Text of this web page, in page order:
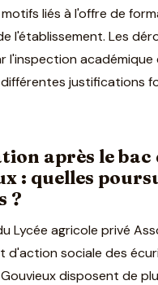
liés à l'offre de
l'établissement. Les
l'inspection académique
justifications
après le bac
: quelles
?
Lycée agricole privé
d'action sociale des
disposent de